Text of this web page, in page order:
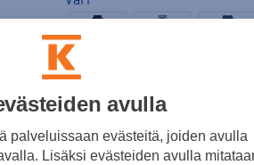
S
avulla
palveluissaan evästeitä, joiden avulla
Lisäksi evästeiden avulla